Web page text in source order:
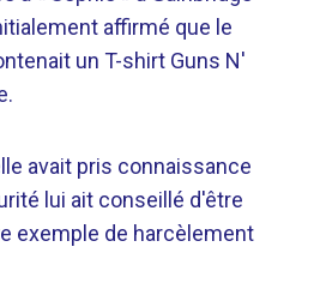
affirmé que le
un T-shirt Guns N'
avait pris connaissance
lui ait conseillé d'être
exemple de harcèlement